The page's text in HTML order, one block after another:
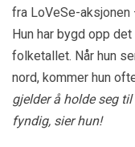
fra LoVeSe-
Hun har bygd opp
folketallet. Når hun
nord, kommer hun
gjelder å holde seg
fyndig, sier hun!